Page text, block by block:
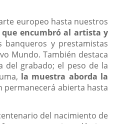
europeo hasta nuestros
encumbró al artista y
y prestamistas
Mundo. También destaca
del grabado; el peso de la
la muestra aborda la
permanecerá abierta hasta
del nacimiento de